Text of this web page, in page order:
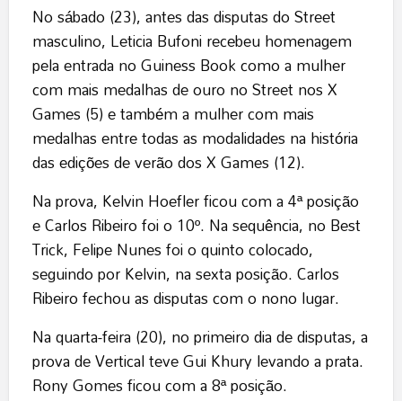
No sábado (23), antes das disputas do Street
masculino, Leticia Bufoni recebeu homenagem
pela entrada no Guiness Book como a mulher
com mais medalhas de ouro no Street nos X
Games (5) e também a mulher com mais
medalhas entre todas as modalidades na história
das edições de verão dos X Games (12).
Na prova, Kelvin Hoefler ficou com a 4ª posição
e Carlos Ribeiro foi o 10º. Na sequência, no Best
Trick, Felipe Nunes foi o quinto colocado,
seguindo por Kelvin, na sexta posição. Carlos
Ribeiro fechou as disputas com o nono lugar.
Na quarta-feira (20), no primeiro dia de disputas, a
prova de Vertical teve Gui Khury levando a prata.
Rony Gomes ficou com a 8ª posição.